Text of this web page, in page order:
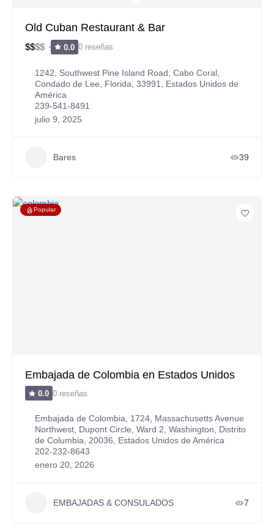
Old Cuban Restaurant & Bar
$$$$ 0.0 0 reseñas
1242, Southwest Pine Island Road, Cabo Coral,
Condado de Lee, Florida, 33991, Estados Unidos de
América
239-541-8491
julio 9, 2025
Bares 39
Popular
Embajada de Colombia en Estados Unidos
0.0 0 reseñas
Embajada de Colombia, 1724, Massachusetts Avenue
Northwest, Dupont Circle, Ward 2, Washington, Distrito
de Columbia, 20036, Estados Unidos de América
202-232-8643
enero 20, 2026
EMBAJADAS & CONSULADOS 7